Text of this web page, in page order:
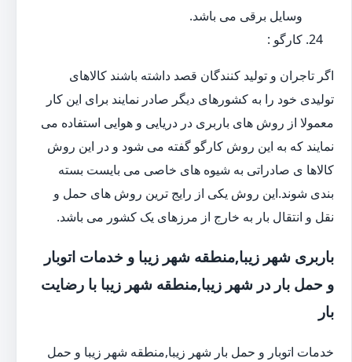
وسایل برقی می باشد.
کارگو :
اگر تاجران و تولید کنندگان قصد داشته باشند کالاهای
تولیدی خود را به کشورهای دیگر صادر نمایند برای این کار
معمولا از روش های باربری در دریایی و هوایی استفاده می
نمایند که به این روش کارگو گفته می شود و در این روش
کالاها ی صادراتی به شیوه های خاصی می بایست بسته
بندی شوند.این روش یکی از رایج ترین روش های حمل و
نقل و انتقال بار به خارج از مرزهای یک کشور می باشد.
باربری شهر زیبا,منطقه شهر زیبا و خدمات اتوبار
و حمل بار در شهر زیبا,منطقه شهر زیبا با رضایت
بار
خدمات اتوبار و حمل بار شهر زیبا,منطقه شهر زیبا و حمل